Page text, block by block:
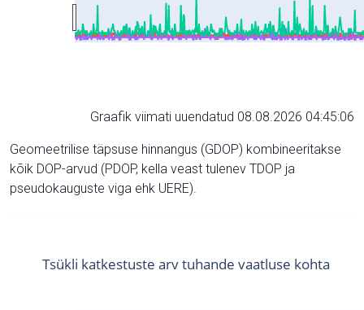
Graafik viimati uuendatud 08.08.2026 04:45:06
Geomeetrilise täpsuse hinnangus (GDOP) kombineeritakse
kõik DOP-arvud (PDOP, kella veast tulenev TDOP ja
pseudokauguste viga ehk UERE).
Tsükli katkestuste arv tuhande vaatluse kohta